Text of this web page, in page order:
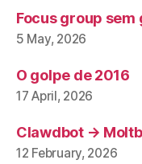
Focus group sem
5 May, 2026
O golpe de 2016
17 April, 2026
Clawdbot →
12 February, 2026